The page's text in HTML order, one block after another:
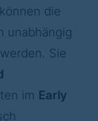
die
unabhängig
Sie
im Early